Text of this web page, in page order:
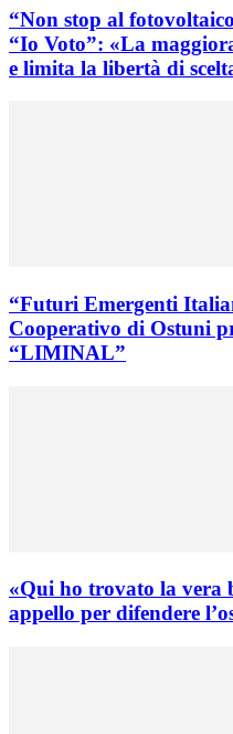
“Non stop al
“Io Voto”: «La
e limita la libertà di
“Futuri Emergenti
Cooperativo di Ostuni
“LIMINAL”
«Qui ho trovato la vera
appello per difendere